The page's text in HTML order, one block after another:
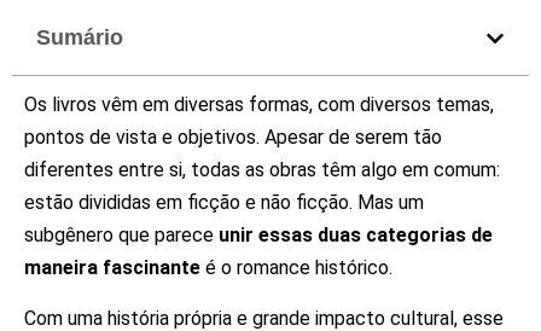
Sumário
Os livros vêm em diversas formas, com diversos temas,
pontos de vista e objetivos. Apesar de serem tão
diferentes entre si, todas as obras têm algo em comum:
estão divididas em ficção e não ficção. Mas um
subgênero que parece unir essas duas categorias de
maneira fascinante é o romance histórico.
Com uma história própria e grande impacto cultural, esse